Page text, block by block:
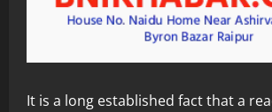
It is a long established fact that a